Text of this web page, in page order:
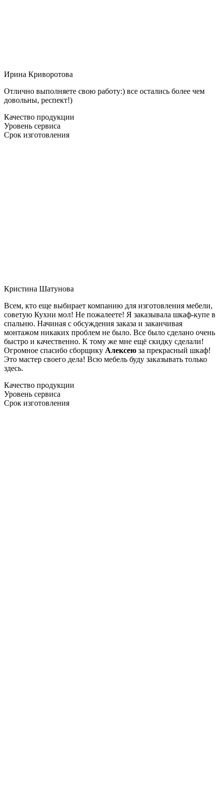
Ирина Криворотова
Отлично выполняете свою работу:) все остались более чем
довольны, респект!)
Качество продукции
Уровень сервиса
Срок изготовления
Кристина Шатунова
Всем, кто еще выбирает компанию для изготовления мебели,
советую Кухни мол! Не пожалеете! Я заказывала шкаф-купе в
спальню. Начиная с обсуждения заказа и заканчивая
монтажом никаких проблем не было. Все было сделано очень
быстро и качественно. К тому же мне ещё скидку сделали!
Огромное спасибо сборщику Алексею за прекрасный шкаф!
Это мастер своего дела! Всю мебель буду заказывать только
здесь.
Качество продукции
Уровень сервиса
Срок изготовления